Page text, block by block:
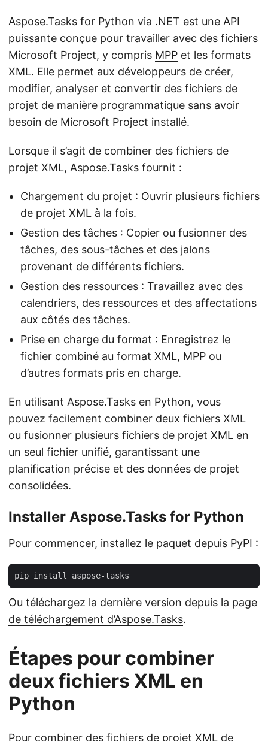
Aspose.Tasks for Python via .NET est une API
puissante conçue pour travailler avec des fichiers
Microsoft Project, y compris MPP et les formats
XML. Elle permet aux développeurs de créer,
modifier, analyser et convertir des fichiers de
projet de manière programmatique sans avoir
besoin de Microsoft Project installé.
Lorsque il s’agit de combiner des fichiers de
projet XML, Aspose.Tasks fournit :
Chargement du projet : Ouvrir plusieurs fichiers
de projet XML à la fois.
Gestion des tâches : Copier ou fusionner des
tâches, des sous-tâches et des jalons
provenant de différents fichiers.
Gestion des ressources : Travaillez avec des
calendriers, des ressources et des affectations
aux côtés des tâches.
Prise en charge du format : Enregistrez le
fichier combiné au format XML, MPP ou
d’autres formats pris en charge.
En utilisant Aspose.Tasks en Python, vous
pouvez facilement combiner deux fichiers XML
ou fusionner plusieurs fichiers de projet XML en
un seul fichier unifié, garantissant une
planification précise et des données de projet
consolidées.
Installer Aspose.Tasks for Python
Pour commencer, installez le paquet depuis PyPI :
Ou téléchargez la dernière version depuis la page
de téléchargement d’Aspose.Tasks.
Étapes pour combiner
deux fichiers XML en
Python
Pour combiner des fichiers de projet XML de